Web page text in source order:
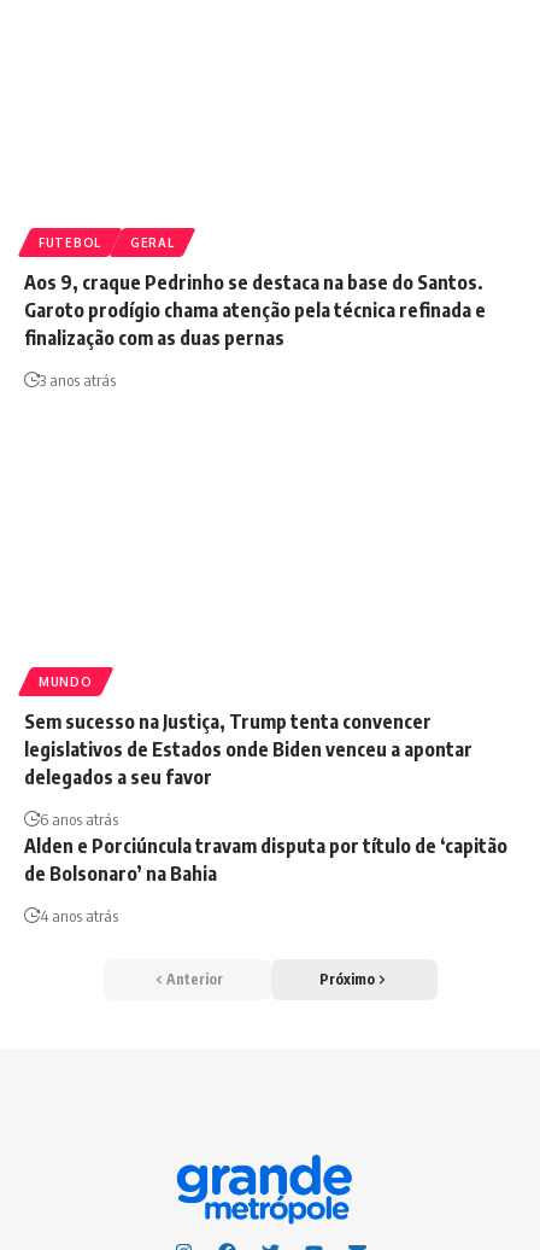
FUTEBOL GERAL
Aos 9, craque Pedrinho se destaca na base do Santos.
Garoto prodígio chama atenção pela técnica refinada e
finalização com as duas pernas
3 anos atrás
MUNDO
Sem sucesso na Justiça, Trump tenta convencer
legislativos de Estados onde Biden venceu a apontar
delegados a seu favor
6 anos atrás
Alden e Porciúncula travam disputa por título de ‘capitão
de Bolsonaro’ na Bahia
4 anos atrás
Anterior Próximo